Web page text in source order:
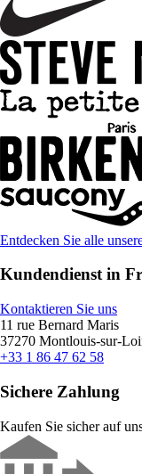
Entdecken Sie alle
Kundendienst in
Kontaktieren Sie uns
11 rue Bernard Maris
37270 Montlouis-sur-
+33 1 86 47 62 58
Sichere Zahlung
Kaufen Sie sicher auf